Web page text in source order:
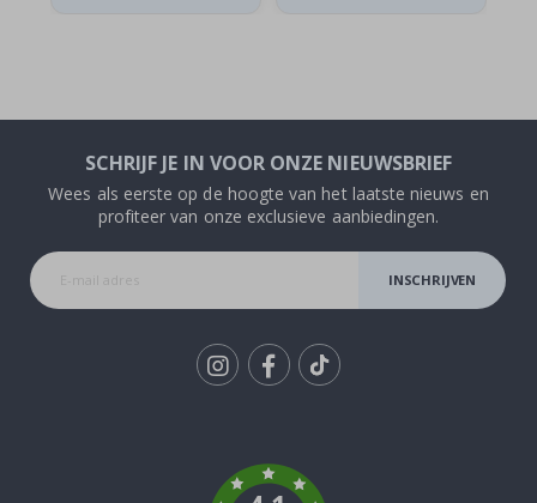
SCHRIJF JE IN VOOR ONZE NIEUWSBRIEF
Wees als eerste op de hoogte van het laatste nieuws en
profiteer van onze exclusieve aanbiedingen.
INSCHRIJVEN